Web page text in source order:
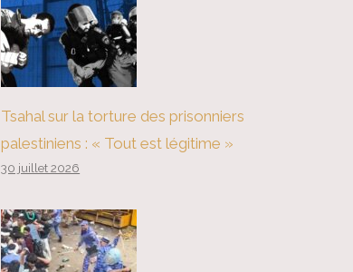
Tsahal sur la torture des prisonniers
palestiniens : « Tout est légitime »
30 juillet 2026